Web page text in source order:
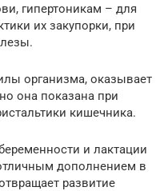
гипертоникам – для
их закупорки, при
организма, оказывает
она показана при
кишечника.
и лактации
дополнением в
развитие